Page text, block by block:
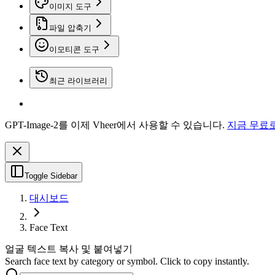
이미지 도구
파일 압축기
이모티콘 도구
최근 라이브러리
GPT-Image-2를 이제 Vheer에서 사용할 수 있습니다. 지금 무료
Toggle Sidebar
대시보드
Face Text
얼굴 텍스트 복사 및 붙여넣기
Search face text by category or symbol. Click to copy instantly.